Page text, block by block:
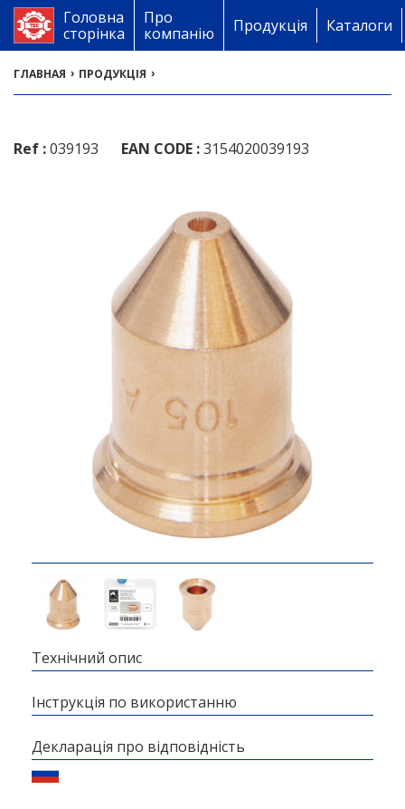
Головна
сторінка
Про
компанію
Продукція Каталоги
ГЛАВНАЯ › ПРОДУКЦІЯ ›
Ref :039193 EAN CODE :3154020039193
Технічний опис
Інструкція по використанню
Декларація про відповідність